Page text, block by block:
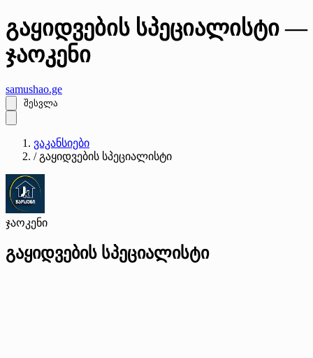
გაყიდვების სპეციალისტი —
ჯაოკენი
samushao.ge
შესვლა
ვაკანსიები
/ გაყიდვების სპეციალისტი
ჯაოკენი
გაყიდვების სპეციალისტი